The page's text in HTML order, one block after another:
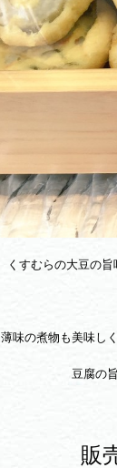
くすむらの大豆の
薄味の煮物も美味し
豆腐の
販